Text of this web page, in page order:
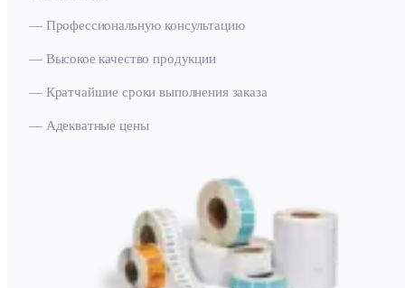
— Профессиональную консультацию
— Высокое качество продукции
— Кратчайшие сроки выполнения заказа
— Адекватные цены